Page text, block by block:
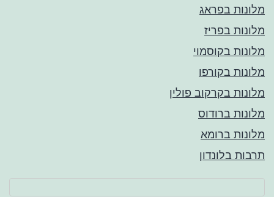
מלונות בפראג
מלונות בפריז
מלונות בקוסמוי
מלונות בקורפו
מלונות בקרקוב פולין
מלונות ברודוס
מלונות ברומא
תרבות בלונדון